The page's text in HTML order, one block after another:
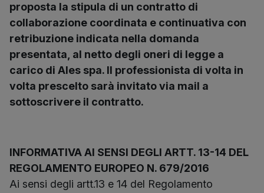
proposta la stipula di un contratto di
collaborazione coordinata e continuativa con
retribuzione indicata nella domanda
presentata, al netto degli oneri di legge a
carico di Ales spa. Il professionista di volta in
volta prescelto sarà invitato via mail a
sottoscrivere il contratto.
INFORMATIVA AI SENSI DEGLI ARTT. 13-14 DEL
REGOLAMENTO EUROPEO N. 679/2016
Ai sensi degli artt.13 e 14 del Regolamento